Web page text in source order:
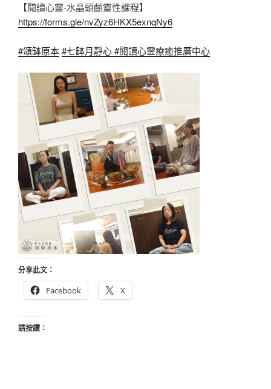
【閱讀心靈-水晶頭顱靈性課程】
https://forms.gle/nvZyz6HKX5exnqNy6
#頌缽原本#七缽月靜心#閱讀心靈療癒推廣中心
分享此文：
Facebook
X
請按讚：